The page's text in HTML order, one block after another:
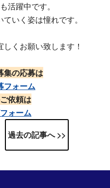
活躍中です。
いく姿は憧れです。
くお願い致します！
集の応募は
フォーム
依頼は
ォーム
過去の記事へ >>